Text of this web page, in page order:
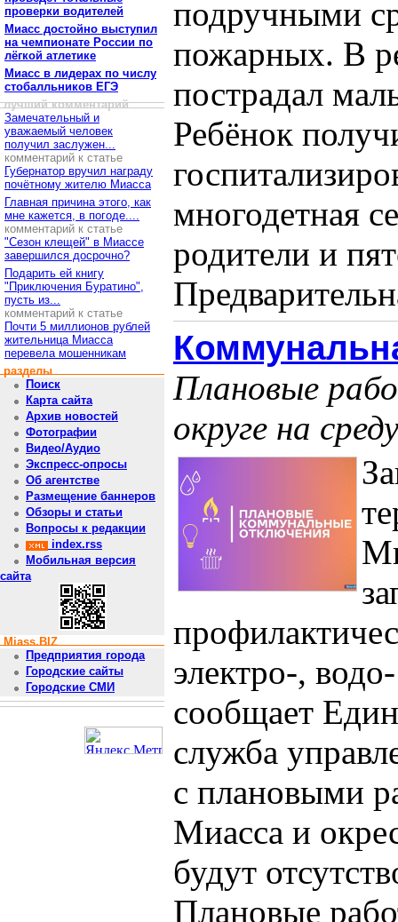
проверки водителей
Миасс достойно выступил
на чемпионате России по
лёгкой атлетике
Миасс в лидерах по числу
стобалльников ЕГЭ
лучший комментарий
Замечательный и
уважаемый человек
получил заслужен...
комментарий к статье
Губернатор вручил награду
почётному жителю Миасса
Главная причина этого, как
мне кажется, в погоде....
комментарий к статье
"Сезон клещей" в Миассе
завершился досрочно?
Подарить ей книгу
"Приключения Буратино",
пусть из...
комментарий к статье
Почти 5 миллионов рублей
жительница Миасса
перевела мошенникам
разделы
Поиск
Карта сайта
Архив новостей
Фотографии
Видео/Аудио
Экспресс-опросы
Об агентстве
Размещение баннеров
Обзоры и статьи
Вопросы к редакции
index.rss
Мобильная версия
сайта
Miass.BIZ
Предприятия города
Городские сайты
Городские СМИ
подручными
пожарных. В
пострадал
Ребёнок
многодетная
родители и
Плановые
округе на
электро-,
сообщает
служба
с плановыми
Миасса и
будут
Плановые